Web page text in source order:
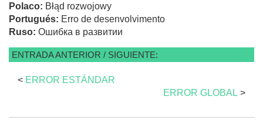
Polaco: Błąd rozwojowy
Portugués: Erro de desenvolvimento
Ruso: Ошибка в развитии
ENTRADA ANTERIOR / SIGUIENTE:
< ERROR ESTÁNDAR
ERROR GLOBAL >